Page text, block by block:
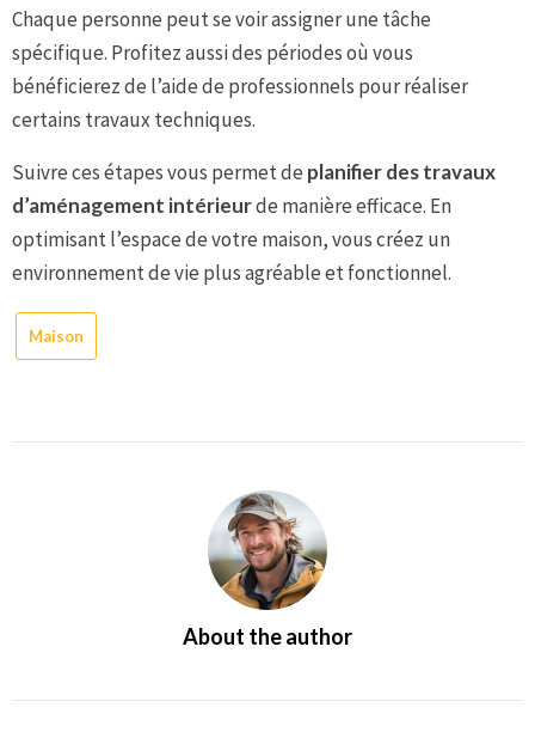
Chaque personne peut se voir assigner une tâche
spécifique. Profitez aussi des périodes où vous
bénéficierez de l’aide de professionnels pour réaliser
certains travaux techniques.
Suivre ces étapes vous permet de planifier des travaux
d’aménagement intérieurde manière efficace. En
optimisant l’espace de votre maison, vous créez un
environnement de vie plus agréable et fonctionnel.
Maison
About the author